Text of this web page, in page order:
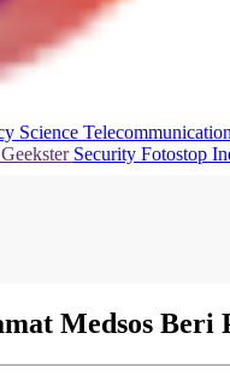
Science Telecommunication
Geekster Security Fotostop
Medsos Beri